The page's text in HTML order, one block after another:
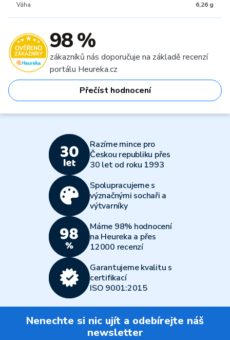
Váha 6,26 g
98 %
zákazníků nás doporučuje na základě recenzí
portálu Heureka.cz
Přečíst hodnocení
Razíme mince pro
Českou republiku přes
30 let od roku 1993
Spolupracujeme s
význačnými sochaři a
výtvarníky
Máme 98% hodnocení
na Heureka a přes
12000 recenzí
Garantujeme kvalitu s
certifikací
ISO 9001:2015
Nenechte si nic ujít a odebírejte náš
newsletter